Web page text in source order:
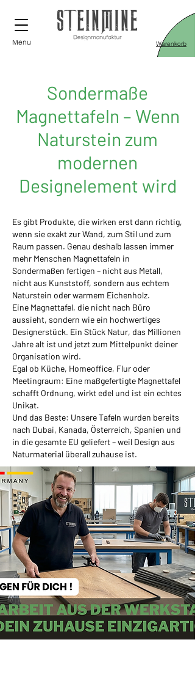
Warenkorb
Menü
Sondermaße
Magnettafeln – Wenn
Naturstein zum
modernen
Designelement wird
Es gibt Produkte, die wirken erst dann richtig,
wenn sie exakt zur Wand, zum Stil und zum
Raum passen. Genau deshalb lassen immer
mehr Menschen Magnettafeln in
Sondermaßen fertigen – nicht aus Metall,
nicht aus Kunststoff, sondern aus echtem
Naturstein oder warmem Eichenholz.
Eine Magnettafel, die nicht nach Büro
aussieht, sondern wie ein hochwertiges
Designerstück. Ein Stück Natur, das Millionen
Jahre alt ist und jetzt zum Mittelpunkt deiner
Organisation wird.
Egal ob Küche, Homeoffice, Flur oder
Meetingraum: Eine maßgefertigte Magnettafel
schafft Ordnung, wirkt edel und ist ein echtes
Unikat.
Und das Beste: Unsere Tafeln wurden bereits
nach Dubai, Kanada, Österreich, Spanien und
in die gesamte EU geliefert – weil Design aus
Naturmaterial überall zuhause ist.